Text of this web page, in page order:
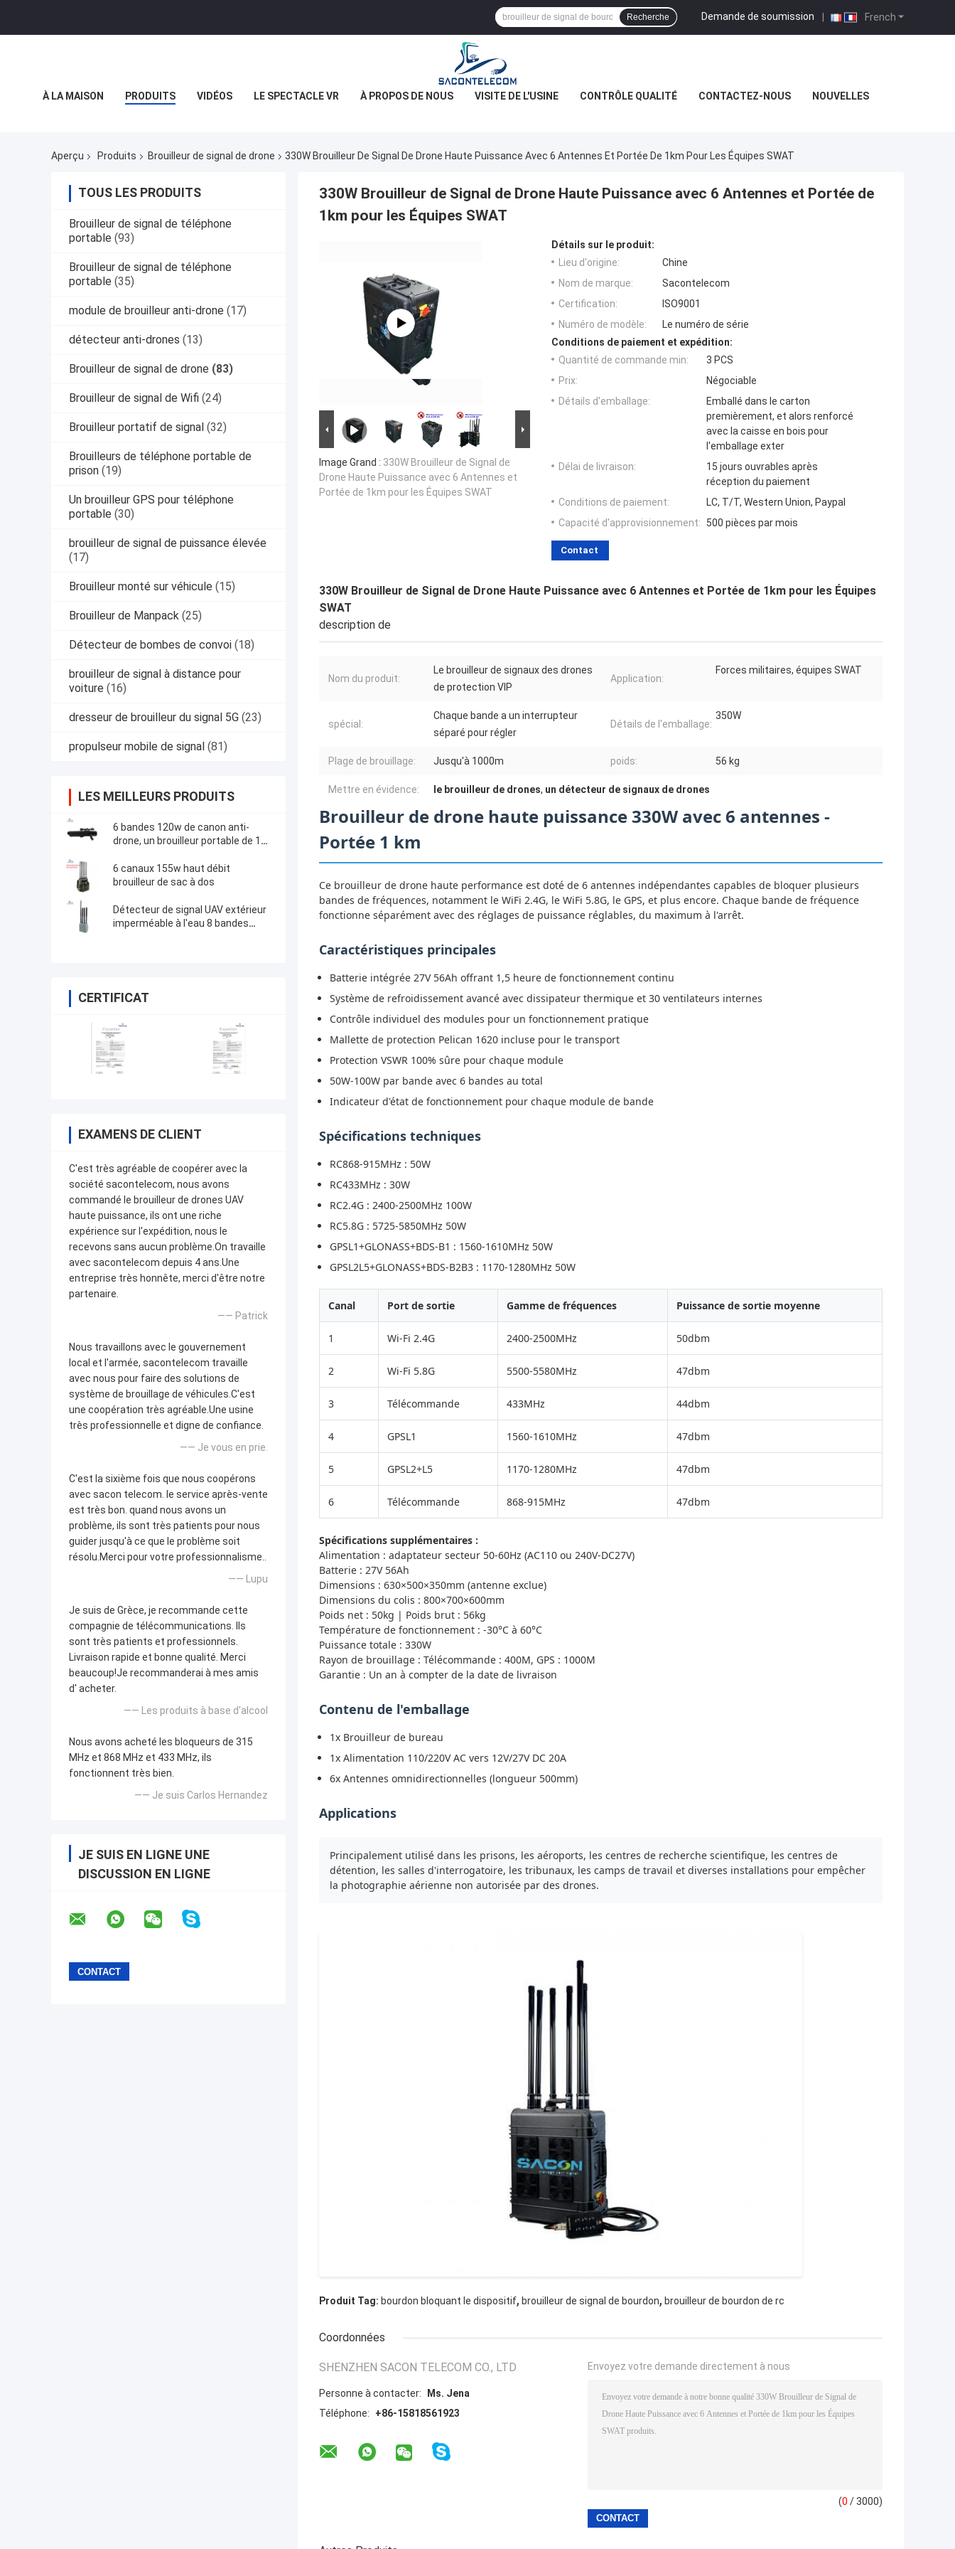
French
Demande de soumission |
Recherche
À LA MAISON PRODUITS VIDÉOS LE SPECTACLE VR À PROPOS DE NOUS VISITE DE L'USINE CONTRÔLE QUALITÉ CONTACTEZ-NOUS NOUVELLES
Aperçu Produits Brouilleur de signal de drone 330W Brouilleur De Signal De Drone Haute Puissance Avec 6 Antennes Et Portée De 1km Pour Les Équipes SWAT
TOUS LES PRODUITS
Brouilleur de signal de téléphone
portable (93)
Brouilleur de signal de téléphone
portable (35)
module de brouilleur anti-drone (17)
détecteur anti-drones (13)
Brouilleur de signal de drone (83)
Brouilleur de signal de Wifi (24)
Brouilleur portatif de signal (32)
Brouilleurs de téléphone portable de
prison (19)
Un brouilleur GPS pour téléphone
portable (30)
brouilleur de signal de puissance élevée
(17)
Brouilleur monté sur véhicule (15)
Brouilleur de Manpack (25)
Détecteur de bombes de convoi (18)
brouilleur de signal à distance pour
voiture (16)
dresseur de brouilleur du signal 5G (23)
propulseur mobile de signal (81)
LES MEILLEURS PRODUITS
6 bandes 120w de canon anti-
drone, un brouilleur portable de 1
6 canaux 155w haut débit
brouilleur de sac à dos
Détecteur de signal UAV extérieur
imperméable à l'eau 8 bandes
CERTIFICAT
EXAMENS DE CLIENT
C'est très agréable de coopérer avec la
société sacontelecom, nous avons
commandé le brouilleur de drones UAV
haute puissance, ils ont une riche
expérience sur l'expédition, nous le
recevons sans aucun problème.On travaille
avec sacontelecom depuis 4 ans.Une
entreprise très honnête, merci d'être notre
partenaire.
—— Patrick
Nous travaillons avec le gouvernement
local et l'armée, sacontelecom travaille
avec nous pour faire des solutions de
système de brouillage de véhicules.C'est
une coopération très agréable.Une usine
très professionnelle et digne de confiance.
—— Je vous en prie.
C'est la sixième fois que nous coopérons
avec sacon telecom. le service après-vente
est très bon. quand nous avons un
problème, ils sont très patients pour nous
guider jusqu'à ce que le problème soit
résolu.Merci pour votre professionnalisme..
—— Lupu
Je suis de Grèce, je recommande cette
compagnie de télécommunications. Ils
sont très patients et professionnels.
Livraison rapide et bonne qualité. Merci
beaucoup!Je recommanderai à mes amis
d' acheter.
—— Les produits à base d'alcool
Nous avons acheté les bloqueurs de 315
MHz et 868 MHz et 433 MHz, ils
fonctionnent très bien.
—— Je suis Carlos Hernandez
JE SUIS EN LIGNE UNE
DISCUSSION EN LIGNE
330W Brouilleur de Signal de Drone Haute Puissance avec 6 Antennes et Portée de
1km pour les Équipes SWAT
Image Grand : 330W Brouilleur de Signal de
Drone Haute Puissance avec 6 Antennes et
Portée de 1km pour les Équipes SWAT
Détails sur le produit:
Lieu d'origine:
Chine
Nom de marque:
Sacontelecom
Certification:
ISO9001
Numéro de modèle:
Le numéro de série
Conditions de paiement et expédition:
Quantité de commande min:
3 PCS
Prix:
Négociable
Détails d'emballage:
Emballé dans le carton
premièrement, et alors renforcé
avec la caisse en bois pour
l'emballage exter
Délai de livraison:
15 jours ouvrables après
réception du paiement
Conditions de paiement:
LC, T/T, Western Union, Paypal
Capacité d'approvisionnement:
500 pièces par mois
Contact
330W Brouilleur de Signal de Drone Haute Puissance avec 6 Antennes et Portée de 1km pour les Équipes
SWAT
description de
Nom du produit:
Le brouilleur de signaux des drones
de protection VIP
Application:
Forces militaires, équipes SWAT
spécial:
Chaque bande a un interrupteur
séparé pour régler
Détails de l'emballage:
350W
Plage de brouillage: Jusqu'à 1000m poids: 56 kg
Mettre en évidence: le brouilleur de drones, un détecteur de signaux de drones
Brouilleur de drone haute puissance 330W avec 6 antennes -
Portée 1 km
Ce brouilleur de drone haute performance est doté de 6 antennes indépendantes capables de bloquer plusieurs
bandes de fréquences, notamment le WiFi 2.4G, le WiFi 5.8G, le GPS, et plus encore. Chaque bande de fréquence
fonctionne séparément avec des réglages de puissance réglables, du maximum à l'arrêt.
Caractéristiques principales
Batterie intégrée 27V 56Ah offrant 1,5 heure de fonctionnement continu
Système de refroidissement avancé avec dissipateur thermique et 30 ventilateurs internes
Contrôle individuel des modules pour un fonctionnement pratique
Mallette de protection Pelican 1620 incluse pour le transport
Protection VSWR 100% sûre pour chaque module
50W-100W par bande avec 6 bandes au total
Indicateur d'état de fonctionnement pour chaque module de bande
Spécifications techniques
RC868-915MHz : 50W
RC433MHz : 30W
RC2.4G : 2400-2500MHz 100W
RC5.8G : 5725-5850MHz 50W
GPSL1+GLONASS+BDS-B1 : 1560-1610MHz 50W
GPSL2L5+GLONASS+BDS-B2B3 : 1170-1280MHz 50W
Canal Port de sortie Gamme de fréquences Puissance de sortie moyenne
1 Wi-Fi 2.4G 2400-2500MHz 50dbm
2 Wi-Fi 5.8G 5500-5580MHz 47dbm
3 Télécommande 433MHz 44dbm
4 GPSL1 1560-1610MHz 47dbm
5 GPSL2+L5 1170-1280MHz 47dbm
6 Télécommande 868-915MHz 47dbm
Spécifications supplémentaires :
Alimentation : adaptateur secteur 50-60Hz (AC110 ou 240V-DC27V)
Batterie : 27V 56Ah
Dimensions : 630×500×350mm (antenne exclue)
Dimensions du colis : 800×700×600mm
Poids net : 50kg | Poids brut : 56kg
Température de fonctionnement : -30°C à 60°C
Puissance totale : 330W
Rayon de brouillage : Télécommande : 400M, GPS : 1000M
Garantie : Un an à compter de la date de livraison
Contenu de l'emballage
1x Brouilleur de bureau
1x Alimentation 110/220V AC vers 12V/27V DC 20A
6x Antennes omnidirectionnelles (longueur 500mm)
Applications
Principalement utilisé dans les prisons, les aéroports, les centres de recherche scientifique, les centres de
détention, les salles d'interrogatoire, les tribunaux, les camps de travail et diverses installations pour empêcher
la photographie aérienne non autorisée par des drones.
Produit Tag: bourdon bloquant le dispositif, brouilleur de signal de bourdon, brouilleur de bourdon de rc
Coordonnées
SHENZHEN SACON TELECOM CO., LTD
Personne à contacter:
Ms. Jena
Téléphone:
+86-15818561923
Envoyez votre demande directement à nous
(0 / 3000)